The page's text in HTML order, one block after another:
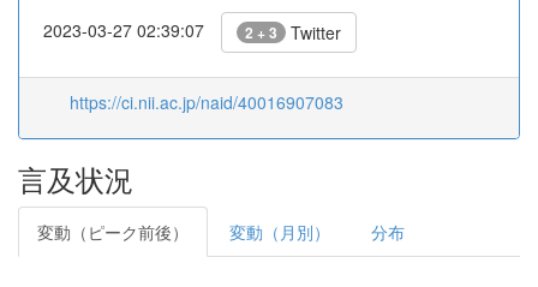
2023-03-27 02:39:07 2 + 3 Twitter
https://ci.nii.ac.jp/naid/40016907083
言及状況
変動（ピーク前後） 変動（月別） 分布